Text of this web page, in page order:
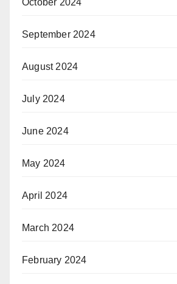
October 2024
September 2024
August 2024
July 2024
June 2024
May 2024
April 2024
March 2024
February 2024